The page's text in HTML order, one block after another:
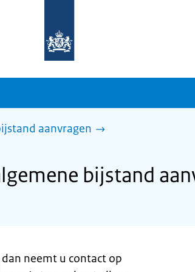
homepage
sdg.rijksoverheid.nl
aanvragen
bijstand
neemt u contact op